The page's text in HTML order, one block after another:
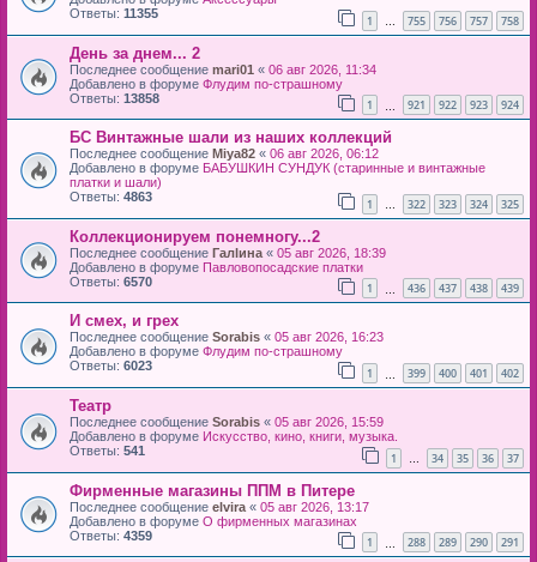
Ответы: 11355 1 … 755 756 757 758
День за днем... 2
Последнее сообщение mari01 « 06 авг 2026, 11:34
Добавлено в форуме Флудим по-страшному
Ответы: 13858 1 921 922 923 924
БС Винтажные шали из наших коллекций
Последнее сообщение Miya82 « 06 авг 2026, 06:12
Добавлено в форуме БАБУШКИН СУНДУК (старинные и винтажные
платки и шали)
Ответы: 4863 1 … 322 323 324 325
Коллекционируем понемногу...2
Последнее сообщение Галlина « 05 авг 2026, 18:39
Добавлено в форуме Павловопосадские платки
Ответы: 6570 1 436 437 438 439
И смех, и грех
Последнее сообщение Sorabis « 05 авг 2026, 16:23
Добавлено в форуме Флудим по-страшному
Ответы: 6023 1 399 400 401 402
Театр
Последнее сообщение Sorabis « 05 авг 2026, 15:59
Добавлено в форуме Искусство, кино, книги, музыка.
Ответы: 541 1 … 34 35 36 37
Фирменные магазины ППМ в Питере
Последнее сообщение elvira « 05 авг 2026, 13:17
Добавлено в форуме О фирменных магазинах
Ответы: 4359 1 288 289 290 291